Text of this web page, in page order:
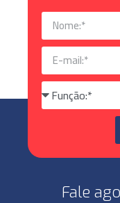
Fale